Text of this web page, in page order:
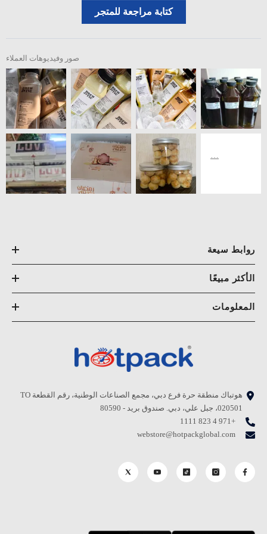
كتابة مراجعة للمتجر
صور وفيديوهات العملاء
روابط سيعة
الأكثر مبيعًا
المعلومات
هوتباك منطقة حرة فرع دبي، مجمع الصناعات الوطنية، رقم القطعة TO
020501، جبل علي، دبي. صندوق بريد - 80590
+971 4 823 1111
webstore@hotpackglobal.com